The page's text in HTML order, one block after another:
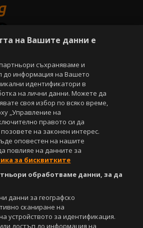
Спортал. Всички права запазени.
на
Общи условия
Лични данни
сайт и технологиите, използвани в него, са
авторското право и сродните му права.
интервюта и други текстови, графични и
в сайта, са собственост на Агенция
е посочено друго. Допуска се
материали само след писмено съгласие на
на източника и добавяне на линк към
на графични и видео материали,
забранено. Нарушителите ще бъдат
на закона.
за:
на Вашите данни е
съхраняваме и
до информация на Вашето
идентификатори в
на лични данни. Можете да
своя избор по всяко време,
„Управление на
правото си да
на законен интерес.
оповестен на нашите
повлияе на данните за
за бисквитките
обработваме данни, за да
данни за географско
сканиране на
устройството за идентификация.
достъп до информация на